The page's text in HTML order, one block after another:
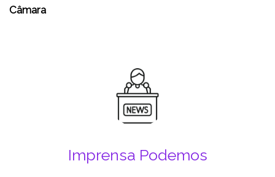
Câmara
Imprensa Podemos